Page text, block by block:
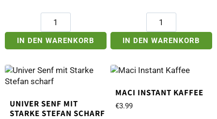
Florin
Zakuszka
mit
Bohnen
Menge
IN DEN WARENKORB
Univer
Ketchup
Menge
IN DEN WARENKORB
UNIVER SENF MIT
STARKE STEFAN SCHARF
MACI INSTANT KAFFEE
€3.99